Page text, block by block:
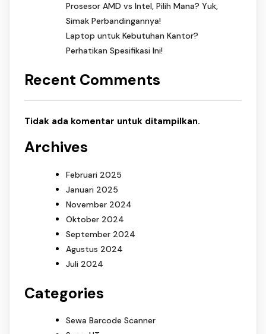
Prosesor AMD vs Intel, Pilih Mana? Yuk,
Simak Perbandingannya!
Laptop untuk Kebutuhan Kantor?
Perhatikan Spesifikasi Ini!
Recent Comments
Tidak ada komentar untuk ditampilkan.
Archives
Februari 2025
Januari 2025
November 2024
Oktober 2024
September 2024
Agustus 2024
Juli 2024
Categories
Sewa Barcode Scanner